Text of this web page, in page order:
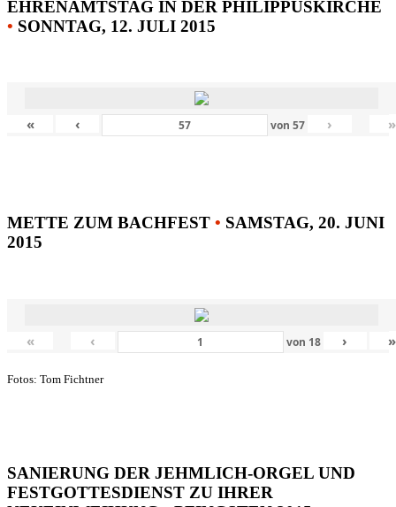
EHRENAMTSTAG IN DER PHILIPPUSKIRCHE
• SONNTAG, 12. JULI 2015
« ‹ von57 › »
METTE ZUM BACHFEST • SAMSTAG, 20. JUNI
2015
« ‹ von 18 › »
Fotos: Tom Fichtner
SANIERUNG DER JEHMLICH-ORGEL UND
FESTGOTTESDIENST ZU IHRER